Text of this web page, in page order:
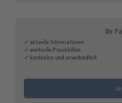
Ihr
✓ aktuelle Informationen
✓ wertvolle Praxishilfen
✓ kostenlos und unverbindlich